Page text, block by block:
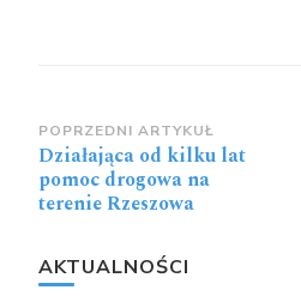
Zobacz
wpisy
POPRZEDNI ARTYKUŁ
Działająca od kilku lat
pomoc drogowa na
terenie Rzeszowa
AKTUALNOŚCI